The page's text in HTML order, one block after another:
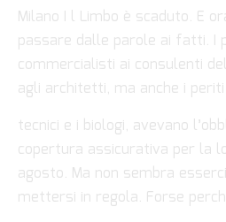
Milano I l Limbo è scaduto. E
passare dalle parole ai fatti. I
commercialisti ai consulenti
agli architetti, ma anche i periti
tecnici e i biologi, avevano
copertura assicurativa per la
agosto. Ma non sembra
mettersi in regola. Forse